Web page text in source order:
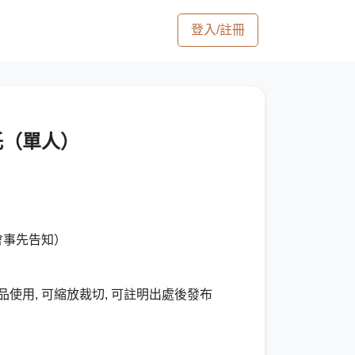
登入/註冊
單人）
先告知）
使用, 可縮放裁切, 可註明出處後發布